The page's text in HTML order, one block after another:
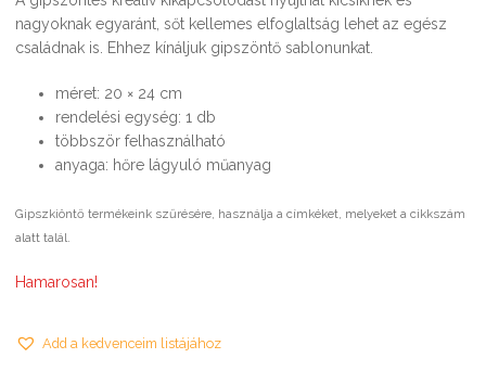
nagyoknak egyaránt, sőt kellemes elfoglaltság lehet az egész
családnak is. Ehhez kínáljuk gipszöntő sablonunkat.
méret: 20 × 24 cm
rendelési egység: 1 db
többször felhasználható
anyaga: hőre lágyuló műanyag
Gipszkiöntő termékeink szűrésére, használja a címkéket, melyeket a cikkszám
alatt talál.
Hamarosan!
Add a kedvenceim listájához